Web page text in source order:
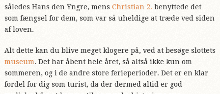
således Hans den Yngre, mens Christian 2. benyttede det
som fængsel for dem, som var så uheldige at træde ved siden
af loven.
Alt dette kan du blive meget klogere på, ved at besøge slottets
museum. Det har åbent hele året, så altså ikke kun om
sommeren, og i de andre store ferieperioder. Det er en klar
fordel for dig som turist, da der dermed altid er god